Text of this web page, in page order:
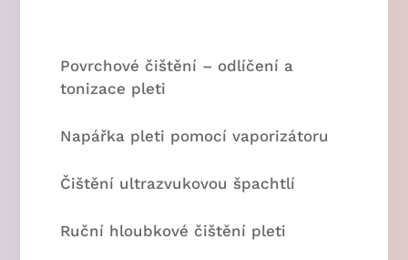
Povrchové čištění – odlíčení a
tonizace pleti
Napářka pleti pomocí vaporizátoru
Čištění ultrazvukovou špachtlí
Ruční hloubkové čištění pleti